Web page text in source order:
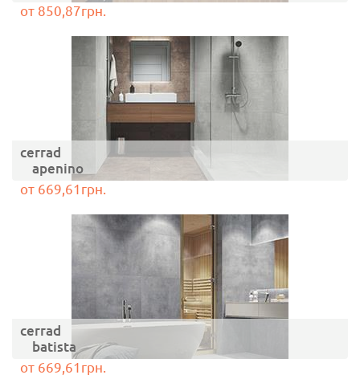
от 850,87грн.
cerrad
apenino
от 669,61грн.
cerrad
batista
от 669,61грн.